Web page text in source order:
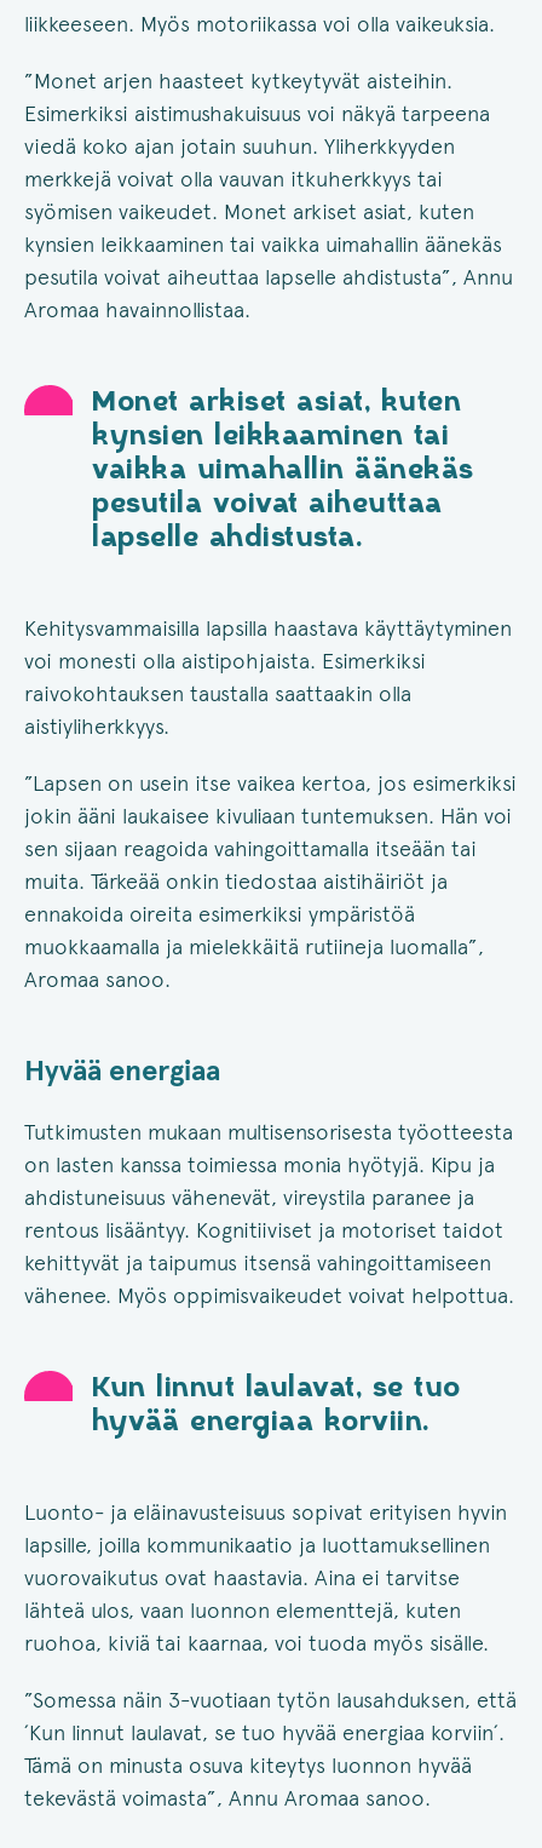
liikkeeseen. Myös motoriikassa voi olla vaikeuksia.
”Monet arjen haasteet kytkeytyvät aisteihin.
Esimerkiksi aistimushakuisuus voi näkyä tarpeena
viedä koko ajan jotain suuhun. Yliherkkyyden
merkkejä voivat olla vauvan itkuherkkyys tai
syömisen vaikeudet. Monet arkiset asiat, kuten
kynsien leikkaaminen tai vaikka uimahallin äänekäs
pesutila voivat aiheuttaa lapselle ahdistusta”, Annu
Aromaa havainnollistaa.
Monet arkiset asiat, kuten
kynsien leikkaaminen tai
vaikka uimahallin äänekäs
pesutila voivat aiheuttaa
lapselle ahdistusta.
Kehitysvammaisilla lapsilla haastava käyttäytyminen
voi monesti olla aistipohjaista. Esimerkiksi
raivokohtauksen taustalla saattaakin olla
aistiyliherkkyys.
”Lapsen on usein itse vaikea kertoa, jos esimerkiksi
jokin ääni laukaisee kivuliaan tuntemuksen. Hän voi
sen sijaan reagoida vahingoittamalla itseään tai
muita. Tärkeää onkin tiedostaa aistihäiriöt ja
ennakoida oireita esimerkiksi ympäristöä
muokkaamalla ja mielekkäitä rutiineja luomalla”,
Aromaa sanoo.
Hyvää energiaa
Tutkimusten mukaan multisensorisesta työotteesta
on lasten kanssa toimiessa monia hyötyjä. Kipu ja
ahdistuneisuus vähenevät, vireystila paranee ja
rentous lisääntyy. Kognitiiviset ja motoriset taidot
kehittyvät ja taipumus itsensä vahingoittamiseen
vähenee. Myös oppimisvaikeudet voivat helpottua.
Kun linnut laulavat, se tuo
hyvää energiaa korviin.
Luonto- ja eläinavusteisuus sopivat erityisen hyvin
lapsille, joilla kommunikaatio ja luottamuksellinen
vuorovaikutus ovat haastavia. Aina ei tarvitse
lähteä ulos, vaan luonnon elementtejä, kuten
ruohoa, kiviä tai kaarnaa, voi tuoda myös sisälle.
”Somessa näin 3-vuotiaan tytön lausahduksen, että
´Kun linnut laulavat, se tuo hyvää energiaa korviin´.
Tämä on minusta osuva kiteytys luonnon hyvää
tekevästä voimasta”, Annu Aromaa sanoo.